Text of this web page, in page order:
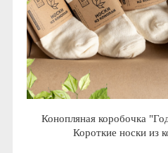
Конопляная коробочка
Короткие носки из